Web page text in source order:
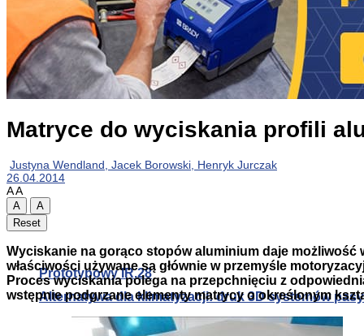
Alternatywa dla klimatyzacji: druk 3D systemów
Prototypowy IR.28
Turbiny gazowe zasilane wodorem? To nie takie
Alternatywa dla klimatyzacji: druk 3D systemów
Zobacz wszystkie wyniki
Matryce do wyciskania profili
Justyna Wendland, Jacek Borowski, Henryk Jurczak
26.04.2014
AA
A
A
Reset
Wyciskanie na gorąco stopów aluminium daje możliwość
właściwości używane są głównie w przemyśle
Proces wyciskania polega na przepchnięciu z
wstępnie podgrzane elementy matrycy o określonym